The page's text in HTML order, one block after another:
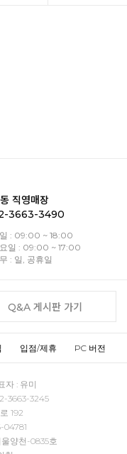
직영매장
3663-3490
: 09:00 ~ 18:00
일 : 09:00 ~ 17:00
: 일, 공휴일
Q&A 게시판 가기
입점/제휴 PC 버전
자 : 유미
3663-3245
192
04781
양천-0835호